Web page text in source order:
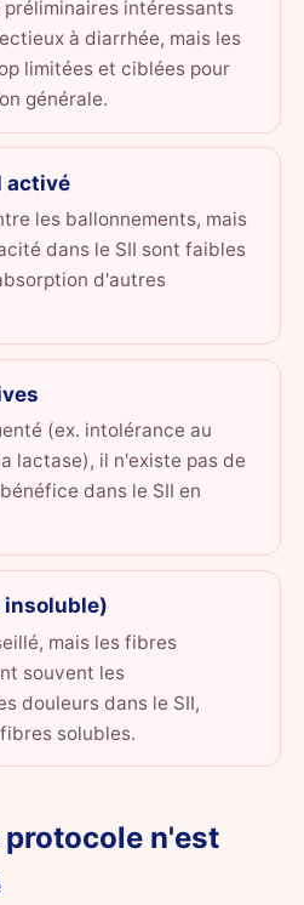
intéressants
à diarrhée, mais les
limitées et ciblées pour
générale.
activé
les ballonnements, mais
dans le SII sont faibles
d'autres
(ex. intolérance au
lactase), il n'existe pas de
dans le SII en
insoluble)
mais les fibres
souvent les
douleurs dans le SII,
solubles.
protocole n'est